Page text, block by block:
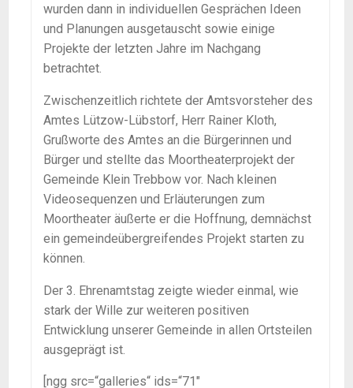
wurden dann in individuellen Gesprächen Ideen
und Planungen ausgetauscht sowie einige
Projekte der letzten Jahre im Nachgang
betrachtet.
Zwischenzeitlich richtete der Amtsvorsteher des
Amtes Lützow-Lübstorf, Herr Rainer Kloth,
Grußworte des Amtes an die Bürgerinnen und
Bürger und stellte das Moortheaterprojekt der
Gemeinde Klein Trebbow vor. Nach kleinen
Videosequenzen und Erläuterungen zum
Moortheater äußerte er die Hoffnung, demnächst
ein gemeindeübergreifendes Projekt starten zu
können.
Der 3. Ehrenamtstag zeigte wieder einmal, wie
stark der Wille zur weiteren positiven
Entwicklung unserer Gemeinde in allen Ortsteilen
ausgeprägt ist.
[ngg src=“galleries“ ids=“71″